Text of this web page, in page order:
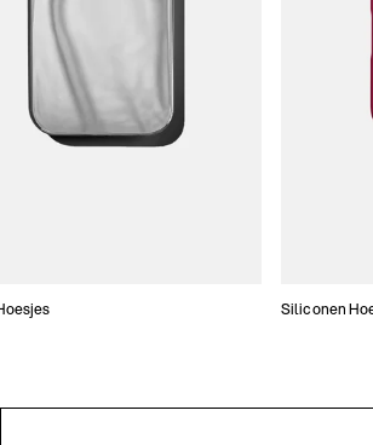
Siliconen